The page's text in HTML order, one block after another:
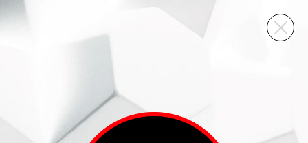
ВИННЫЙ СКЛАД